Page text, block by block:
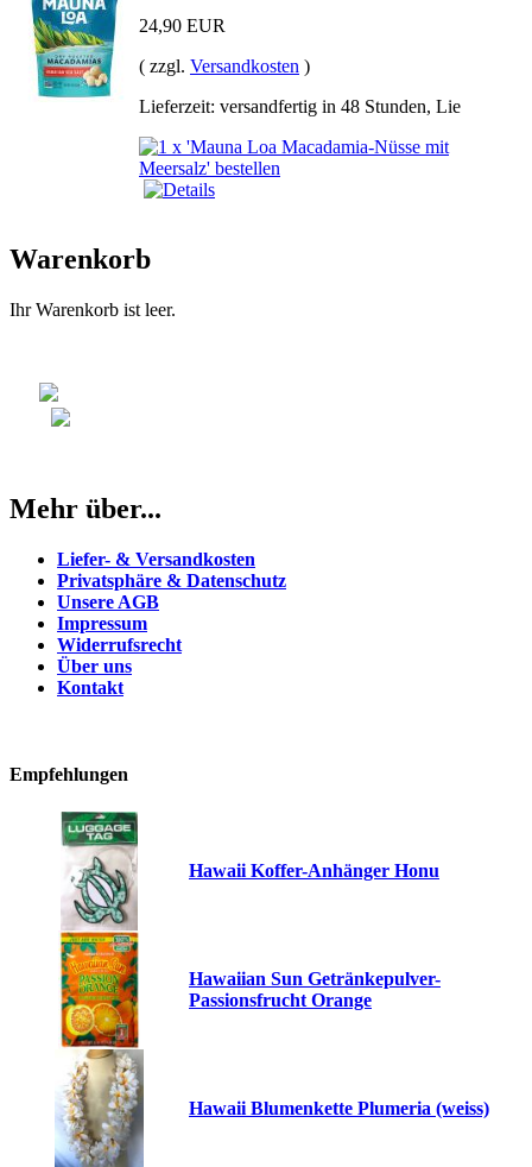
24,90 EUR
( zzgl. Versandkosten )
Lieferzeit: versandfertig in 48 Stunden, Lie
Warenkorb
Ihr Warenkorb ist leer.
Mehr über...
Liefer- & Versandkosten
Privatsphäre & Datenschutz
Unsere AGB
Impressum
Widerrufsrecht
Über uns
Kontakt
Empfehlungen
Hawaii Koffer-Anhänger Honu
Hawaiian Sun Getränkepulver-
Passionsfrucht Orange
Hawaii Blumenkette Plumeria (weiss)